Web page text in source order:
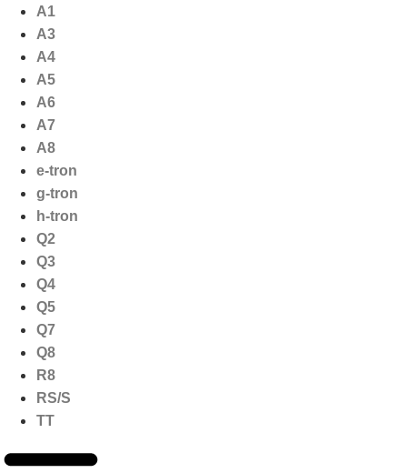
naar
inhoud
A1
A3
A4
A5
A6
A7
A8
e-tron
g-tron
h-tron
Q2
Q3
Q4
Q5
Q7
Q8
R8
RS/S
TT